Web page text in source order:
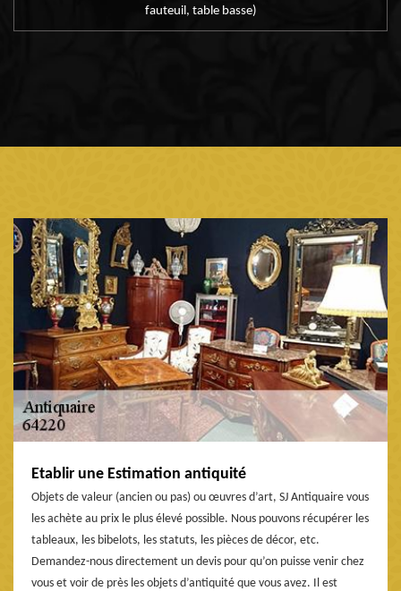
fauteuil, table basse)
Etablir une Estimation antiquité
Objets de valeur (ancien ou pas) ou œuvres d’art, SJ Antiquaire vous
les achète au prix le plus élevé possible. Nous pouvons récupérer les
tableaux, les bibelots, les statuts, les pièces de décor, etc.
Demandez-nous directement un devis pour qu’on puisse venir chez
vous et voir de près les objets d’antiquité que vous avez. Il est